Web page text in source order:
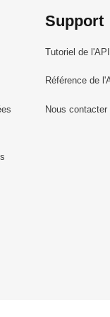
Support
Tutoriel de l'API
Référence de
Nous contacter